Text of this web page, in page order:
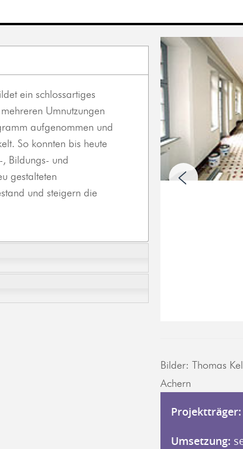
ein schlossartiges
Umnutzungen
aufgenommen und
So konnten bis heute
Bildungs- und
gestalteten
und steigern die
Bilder: Thomas
Achern
Projektträger:
Umsetzung: